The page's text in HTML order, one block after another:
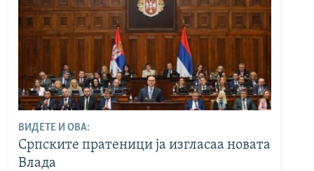
ВИДЕТЕ И ОВА:
Српските пратеници ја изгласаа новата
Влада